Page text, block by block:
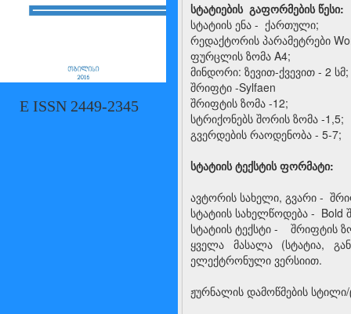
E ISSN 2449-2345
სტატიების გაფორმების წესი:
სტატიის ენა - ქართული;
რედაქტორის პარამეტრები
ფურცლის ზომა A4;
მინდორი: ზევით-ქვევით - 2 სმ;
შრიფტი -Sylfaen
შრიფტის ზომა -12;
სტრიქონებს შორის ზომა -1,5;
გვერდების რაოდენობა - 5-7;
სტატიის ტექსტის ფორმატი:
ავტორის სახელი, გვარი -
სტატიის სახელწოდება - Bold
სტატიის ტექსტი - შრიფტის
ყველა მასალა (სტატია,
ელექტრონული ვერსიით.
ჟურნალის დამოწმების